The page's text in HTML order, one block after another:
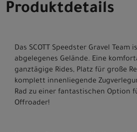
Produktdetails
Das SCOTT Speedster Gravel Team
abgelegenes Gelände. Eine
ganztägige Rides, Platz für große
komplett innenliegende
Rad zu einer fantastischen Option
Offroader!